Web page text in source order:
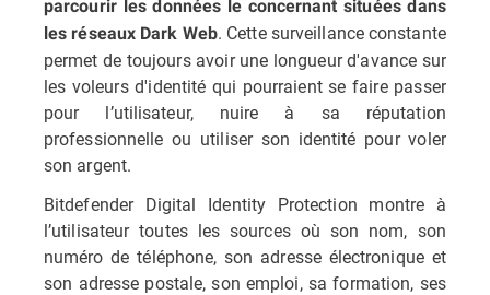
parcourir les données le concernant situées dans
les réseaux Dark Web. Cette surveillance constante
permet de toujours avoir une longueur d'avance sur
les voleurs d'identité qui pourraient se faire passer
pour l’utilisateur, nuire à sa réputation
professionnelle ou utiliser son identité pour voler
son argent.
Bitdefender Digital Identity Protection montre à
l’utilisateur toutes les sources où son nom, son
numéro de téléphone, son adresse électronique et
son adresse postale, son emploi, sa formation, ses